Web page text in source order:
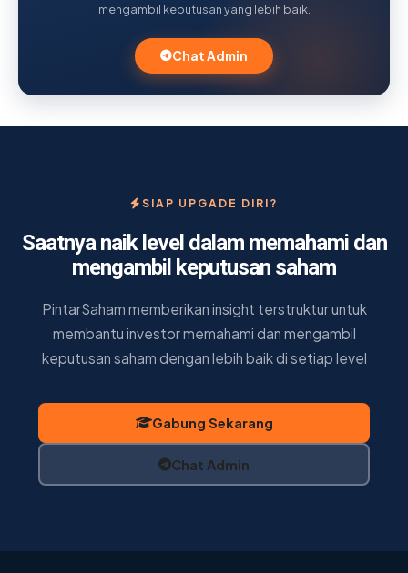
mengambil keputusan yang lebih baik.
Chat Admin
SIAP UPGADE DIRI?
Saatnya naik level dalam memahami dan
mengambil keputusan saham
PintarSaham memberikan insight terstruktur untuk
membantu investor memahami dan mengambil
keputusan saham dengan lebih baik di setiap level
Gabung Sekarang
Chat Admin